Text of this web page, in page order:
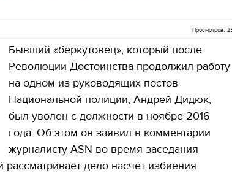
Просмотров:
Бывший «беркутовец», который после
Революции Достоинства продолжил работу
на одном из руководящих постов
Национальной полиции, Андрей Дидюк,
был уволен с должности в ноябре 2016
года. Об этом он заявил в комментарии
журналисту ASN во время заседания
дело насчет избиения